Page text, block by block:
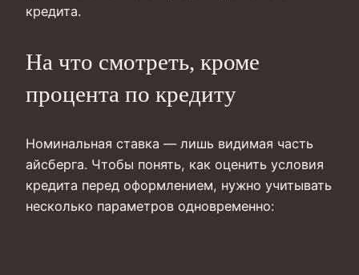
кредита.
На что смотреть, кроме
процента по кредиту
Номинальная ставка — лишь видимая часть
айсберга. Чтобы понять, как оценить условия
кредита перед оформлением, нужно учитывать
несколько параметров одновременно: